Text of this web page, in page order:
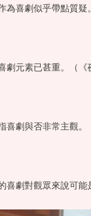
為喜劇似乎帶點質疑
劇元素已甚重。（《
喜劇與否非常主觀。
喜劇對觀眾來說可能